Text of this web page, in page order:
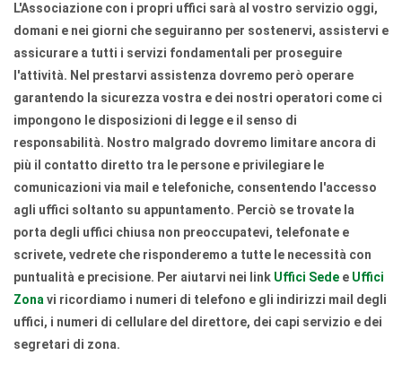
L'Associazione con i propri uffici sarà al vostro servizio oggi,
domani e nei giorni che seguiranno per sostenervi, assistervi e
assicurare a tutti i servizi fondamentali per proseguire
l'attività. Nel prestarvi assistenza dovremo però operare
garantendo la sicurezza vostra e dei nostri operatori come ci
impongono le disposizioni di legge e il senso di
responsabilità. Nostro malgrado dovremo limitare ancora di
più il contatto diretto tra le persone e privilegiare le
comunicazioni via mail e telefoniche, consentendo l'accesso
agli uffici soltanto su appuntamento. Perciò se trovate la
porta degli uffici chiusa non preoccupatevi, telefonate e
scrivete, vedrete che risponderemo a tutte le necessità con
puntualità e precisione. Per aiutarvi nei link Uffici Sede e Uffici
Zona vi ricordiamo i numeri di telefono e gli indirizzi mail degli
uffici, i numeri di cellulare del direttore, dei capi servizio e dei
segretari di zona.